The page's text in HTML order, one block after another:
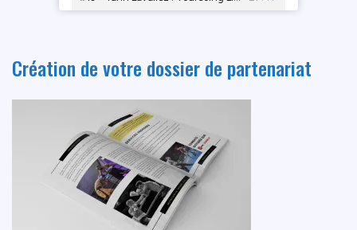
Création de votre dossier de partenariat